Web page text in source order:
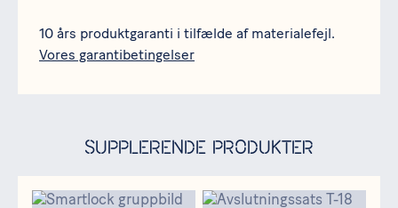
10 års produktgaranti i tilfælde af materialefejl.
Vores garantibetingelser
Supplerende produkter
Smartlock
Afslutningssæt T-18